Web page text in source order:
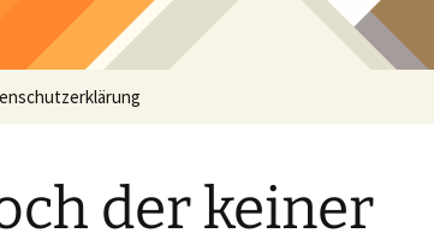
der keiner